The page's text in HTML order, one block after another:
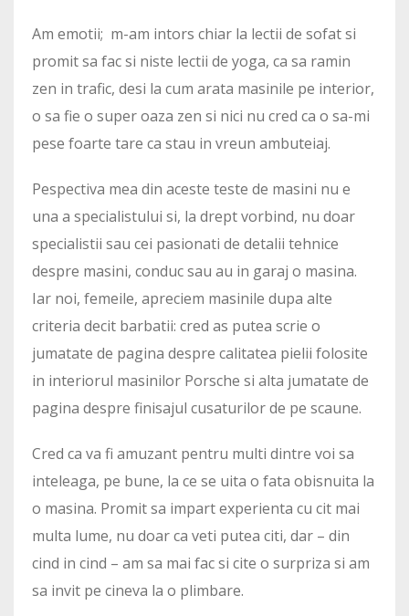
Am emotii; m-am intors chiar la lectii de sofat si
promit sa fac si niste lectii de yoga, ca sa ramin
zen in trafic, desi la cum arata masinile pe interior,
o sa fie o super oaza zen si nici nu cred ca o sa-mi
pese foarte tare ca stau in vreun ambuteiaj.
Pespectiva mea din aceste teste de masini nu e
una a specialistului si, la drept vorbind, nu doar
specialistii sau cei pasionati de detalii tehnice
despre masini, conduc sau au in garaj o masina.
Iar noi, femeile, apreciem masinile dupa alte
criteria decit barbatii: cred as putea scrie o
jumatate de pagina despre calitatea pielii folosite
in interiorul masinilor Porsche si alta jumatate de
pagina despre finisajul cusaturilor de pe scaune.
Cred ca va fi amuzant pentru multi dintre voi sa
inteleaga, pe bune, la ce se uita o fata obisnuita la
o masina. Promit sa impart experienta cu cit mai
multa lume, nu doar ca veti putea citi, dar – din
cind in cind – am sa mai fac si cite o surpriza si am
sa invit pe cineva la o plimbare.